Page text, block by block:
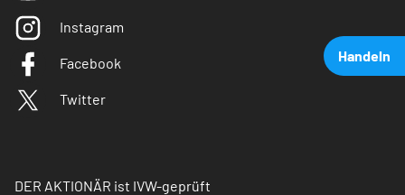
Handeln
Instagram
Facebook
Twitter
DER AKTIONÄR ist IVW-geprüft